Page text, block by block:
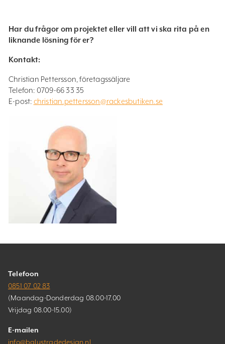
Har du frågor om projektet eller vill att vi ska rita på en
liknande lösning för er?
Kontakt:
Christian Pettersson, företagssäljare
Telefon: 0709-66 33 35
E-post: christian.pettersson@rackesbutiken.se
Telefoon
0851 07 02 83
(Maandag-Donderdag 08.00-17.00
Vrijdag 08.00-15.00)
E-mailen
info@balustradedesign.nl